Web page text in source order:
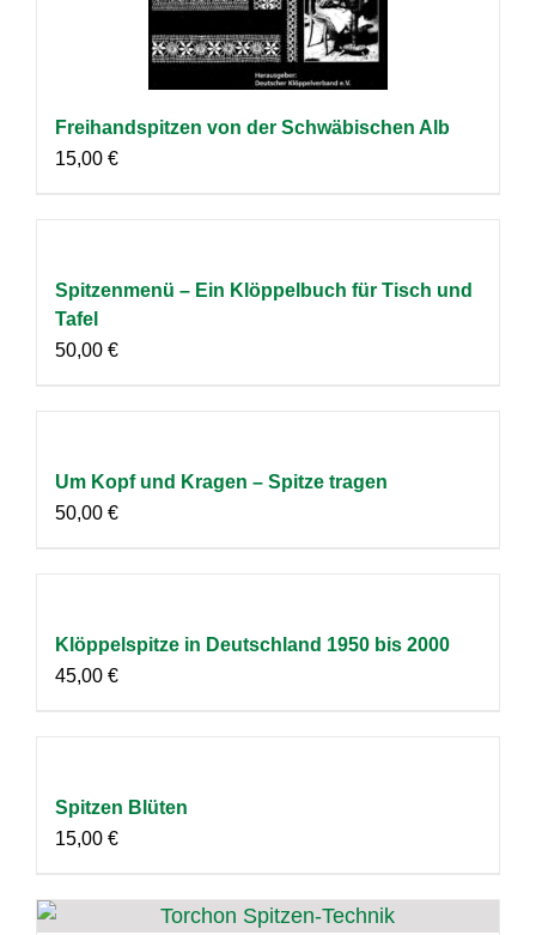
Freihandspitzen von der Schwäbischen Alb
15,00 €
Spitzenmenü – Ein Klöppelbuch für Tisch und
Tafel
50,00 €
Um Kopf und Kragen – Spitze tragen
50,00 €
Klöppelspitze in Deutschland 1950 bis 2000
45,00 €
Spitzen Blüten
15,00 €